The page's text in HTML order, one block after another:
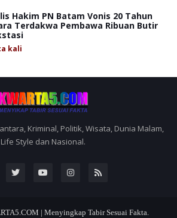
Hakim PN Batam Vonis 20 Tahun
Terdakwa Pembawa Ribuan Butir
kali
Kriminal, Politik, Wisata, Dunia Malam,
Life Style dan Nasional.
| Menyingkap Tabir Sesuai Fakta.